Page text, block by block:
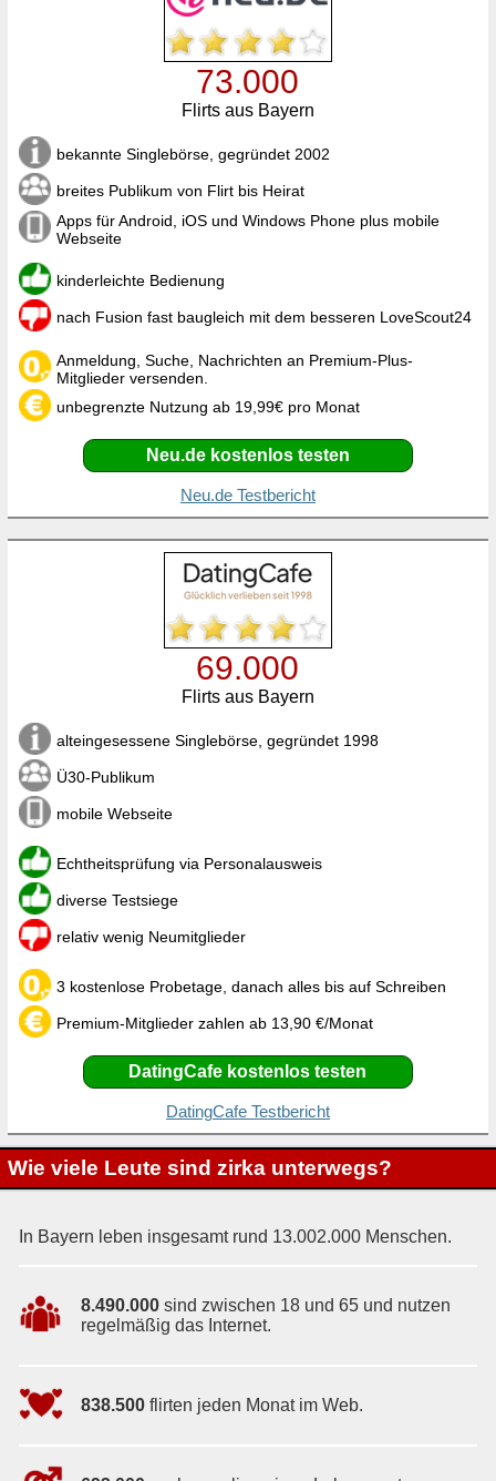
73.000
Flirts aus Bayern
bekannte Singlebörse, gegründet 2002
breites Publikum von Flirt bis Heirat
Apps für Android, iOS und Windows Phone plus mobile
Webseite
kinderleichte Bedienung
nach Fusion fast baugleich mit dem besseren LoveScout24
Anmeldung, Suche, Nachrichten an Premium-Plus-
Mitglieder versenden.
unbegrenzte Nutzung ab 19,99€ pro Monat
Neu.de kostenlos testen
Neu.de Testbericht
69.000
Flirts aus Bayern
alteingesessene Singlebörse, gegründet 1998
Ü30-Publikum
mobile Webseite
Echtheitsprüfung via Personalausweis
diverse Testsiege
relativ wenig Neumitglieder
3 kostenlose Probetage, danach alles bis auf Schreiben
Premium-Mitglieder zahlen ab 13,90 €/Monat
DatingCafe kostenlos testen
DatingCafe Testbericht
Wie viele Leute sind zirka unterwegs?
In Bayern leben insgesamt rund 13.002.000 Menschen.
8.490.000 sind zwischen 18 und 65 und nutzen
regelmäßig das Internet.
838.500 flirten jeden Monat im Web.